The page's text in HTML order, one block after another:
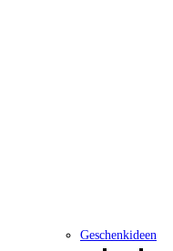
Geschenkideen